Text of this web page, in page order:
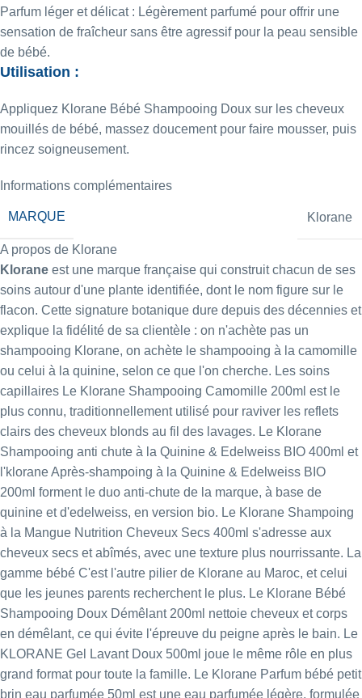
Parfum léger et délicat : Légèrement parfumé pour offrir une
sensation de fraîcheur sans être agressif pour la peau sensible
de bébé.
Utilisation :
Appliquez Klorane Bébé Shampooing Doux sur les cheveux
mouillés de bébé, massez doucement pour faire mousser, puis
rincez soigneusement.
Informations complémentaires
MARQUE Klorane
A propos de Klorane
Klorane est une marque française qui construit chacun de ses
soins autour d'une plante identifiée, dont le nom figure sur le
flacon. Cette signature botanique dure depuis des décennies et
explique la fidélité de sa clientèle : on n'achète pas un
shampooing Klorane, on achète le shampooing à la camomille
ou celui à la quinine, selon ce que l'on cherche. Les soins
capillaires Le Klorane Shampooing Camomille 200ml est le
plus connu, traditionnellement utilisé pour raviver les reflets
clairs des cheveux blonds au fil des lavages. Le Klorane
Shampooing anti chute à la Quinine & Edelweiss BIO 400ml et
l'klorane Après-shampoing à la Quinine & Edelweiss BIO
200ml forment le duo anti-chute de la marque, à base de
quinine et d'edelweiss, en version bio. Le Klorane Shampoing
à la Mangue Nutrition Cheveux Secs 400ml s'adresse aux
cheveux secs et abîmés, avec une texture plus nourrissante. La
gamme bébé C'est l'autre pilier de Klorane au Maroc, et celui
que les jeunes parents recherchent le plus. Le Klorane Bébé
Shampooing Doux Démêlant 200ml nettoie cheveux et corps
en démêlant, ce qui évite l'épreuve du peigne après le bain. Le
KLORANE Gel Lavant Doux 500ml joue le même rôle en plus
grand format pour toute la famille. Le Klorane Parfum bébé petit
brin eau parfumée 50ml est une eau parfumée légère, formulée